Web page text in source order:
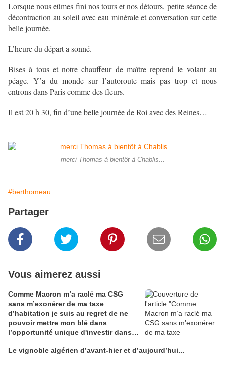
Lorsque nous eûmes fini nos tours et nos détours, petite séance de
décontraction au soleil avec eau minérale et conversation sur cette
belle journée.
L’heure du départ a sonné.
Bises à tous et notre chauffeur de maître reprend le volant au
péage. Y’a du monde sur l’autoroute mais pas trop et nous
entrons dans Paris comme des fleurs.
Il est 20 h 30, fin d’une belle journée de Roi avec des Reines…
merci Thomas à bientôt à Chablis...
#berthomeau
Partager
Vous aimerez aussi
Comme Macron m’a raclé ma CSG
sans m’exonérer de ma taxe
d’habitation je suis au regret de ne
pouvoir mettre mon blé dans
l’opportunité unique d'investir dans
Alain Edouard
Le vignoble algérien d’avant-hier et d’aujourd’hui...